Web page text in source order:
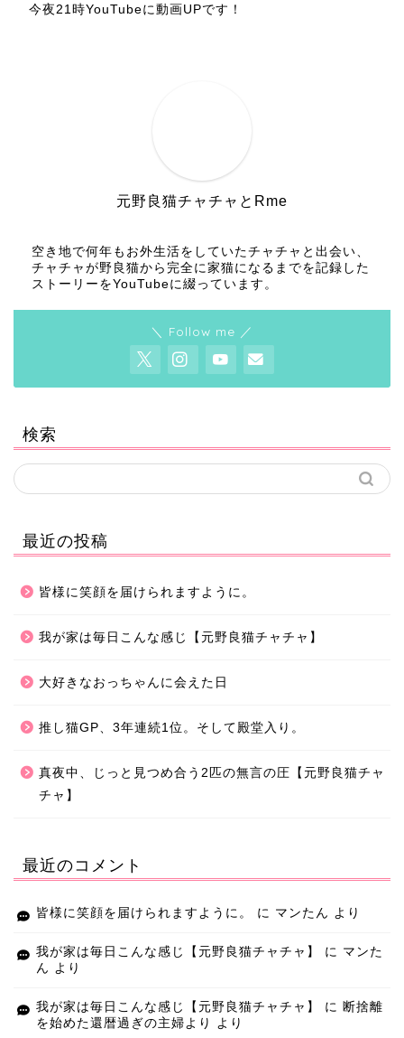
今夜21時YouTubeに動画UPです！
元野良猫チャチャとRme
空き地で何年もお外生活をしていたチャチャと出会い、
チャチャが野良猫から完全に家猫になるまでを記録した
ストーリーをYouTubeに綴っています。
＼ Follow me ／
検索
最近の投稿
皆様に笑顔を届けられますように。
我が家は毎日こんな感じ【元野良猫チャチャ】
大好きなおっちゃんに会えた日
推し猫GP、3年連続1位。そして殿堂入り。
真夜中、じっと見つめ合う2匹の無言の圧【元野良猫チャ
チャ】
最近のコメント
皆様に笑顔を届けられますように。 に マンたん より
我が家は毎日こんな感じ【元野良猫チャチャ】 に マンた
ん より
我が家は毎日こんな感じ【元野良猫チャチャ】 に 断捨離
を始めた還暦過ぎの主婦より
より